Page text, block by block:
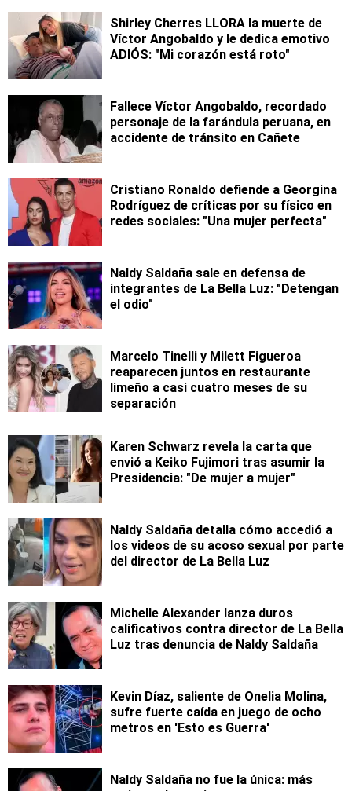
Shirley Cherres LLORA la muerte de
Víctor Angobaldo y le dedica emotivo
ADIÓS: "Mi corazón está roto"
Fallece Víctor Angobaldo, recordado
personaje de la farándula peruana, en
accidente de tránsito en Cañete
Cristiano Ronaldo defiende a Georgina
Rodríguez de críticas por su físico en
redes sociales: "Una mujer perfecta"
Naldy Saldaña sale en defensa de
integrantes de La Bella Luz: "Detengan
el odio"
Marcelo Tinelli y Milett Figueroa
reaparecen juntos en restaurante
limeño a casi cuatro meses de su
separación
Karen Schwarz revela la carta que
envió a Keiko Fujimori tras asumir la
Presidencia: "De mujer a mujer"
Naldy Saldaña detalla cómo accedió a
los videos de su acoso sexual por parte
del director de La Bella Luz
Michelle Alexander lanza duros
calificativos contra director de La Bella
Luz tras denuncia de Naldy Saldaña
Kevin Díaz, saliente de Onelia Molina,
sufre fuerte caída en juego de ocho
metros en 'Esto es Guerra'
Naldy Saldaña no fue la única: más